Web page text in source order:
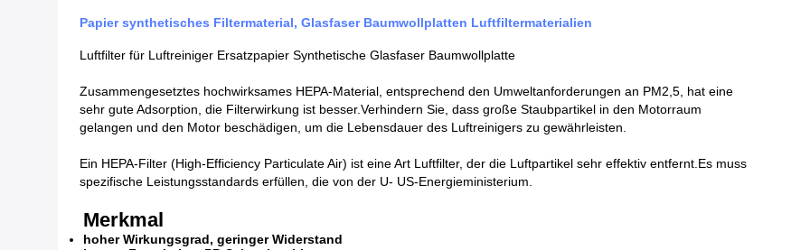
Papier synthetisches Filtermaterial, Glasfaser Baumwollplatten Luftfiltermaterialien
Luftfilter für Luftreiniger Ersatzpapier Synthetische Glasfaser Baumwollplatte
Zusammengesetztes hochwirksames HEPA-Material, entsprechend den Umweltanforderungen an PM2,5, hat eine
sehr gute Adsorption, die Filterwirkung ist besser.Verhindern Sie, dass große Staubpartikel in den Motorraum
gelangen und den Motor beschädigen, um die Lebensdauer des Luftreinigers zu gewährleisten.
Ein HEPA-Filter (High-Efficiency Particulate Air) ist eine Art Luftfilter, der die Luftpartikel sehr effektiv entfernt.Es muss
spezifische Leistungsstandards erfüllen, die von der U- US-Energieministerium.
Merkmal
hoher Wirkungsgrad, geringer Widerstand